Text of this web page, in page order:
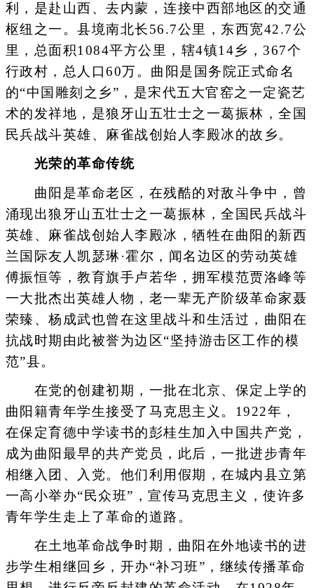
利，是赴山西、去内蒙，连接中西部地区的交通
枢纽之一。县境南北长56.7公里，东西宽42.7公
里，总面积1084平方公里，辖4镇14乡，367个
行政村，总人口60万。曲阳是国务院正式命名
的“中国雕刻之乡”，是宋代五大官窑之一定瓷艺
术的发祥地，是狼牙山五壮士之一葛振林，全国
民兵战斗英雄、麻雀战创始人李殿冰的故乡。
光荣的革命传统
曲阳是革命老区，在残酷的对敌斗争中，曾
涌现出狼牙山五壮士之一葛振林，全国民兵战斗
英雄、麻雀战创始人李殿冰，牺牲在曲阳的新西
兰国际友人凯瑟琳·霍尔，闻名边区的劳动英雄
傅振恒等，教育旗手卢若华，拥军模范贾洛峰等
一大批杰出英雄人物，老一辈无产阶级革命家聂
荣臻、杨成武也曾在这里战斗和生活过，曲阳在
抗战时期由此被誉为边区“坚持游击区工作的模
范”县。
在党的创建初期，一批在北京、保定上学的
曲阳籍青年学生接受了马克思主义。1922年，
在保定育德中学读书的彭桂生加入中国共产党，
成为曲阳最早的共产党员，此后，一批进步青年
相继入团、入党。他们利用假期，在城内县立第
一高小举办“民众班”，宣传马克思主义，使许多
青年学生走上了革命的道路。
在土地革命战争时期，曲阳在外地读书的进
步学生相继回乡，开办“补习班”，继续传播革命